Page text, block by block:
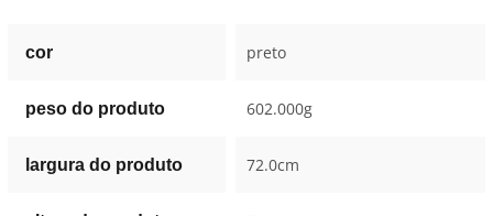
cor preto
peso do produto 602.000g
largura do produto 72.0cm